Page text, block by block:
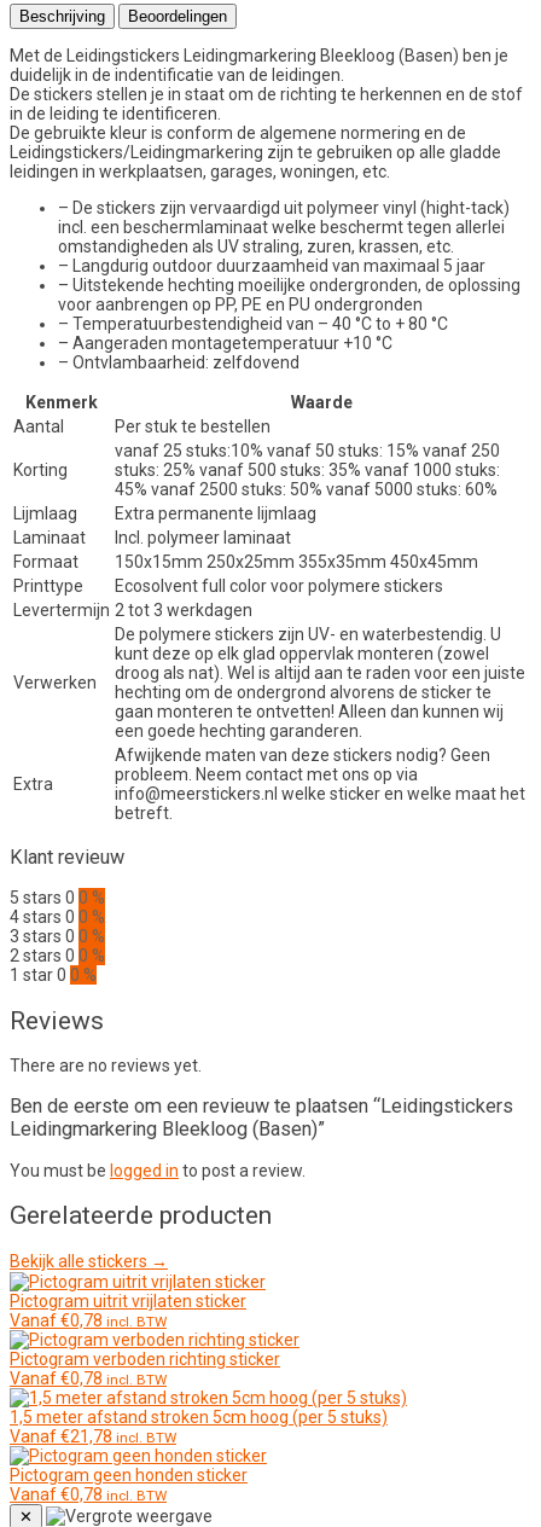
Beschrijving Beoordelingen
Met de Leidingstickers Leidingmarkering Bleekloog (Basen) ben je
duidelijk in de indentificatie van de leidingen.
De stickers stellen je in staat om de richting te herkennen en de stof
in de leiding te identificeren.
De gebruikte kleur is conform de algemene normering en de
Leidingstickers/Leidingmarkering zijn te gebruiken op alle gladde
leidingen in werkplaatsen, garages, woningen, etc.
– De stickers zijn vervaardigd uit polymeer vinyl (hight-tack)
incl. een beschermlaminaat welke beschermt tegen allerlei
omstandigheden als UV straling, zuren, krassen, etc.
– Langdurig outdoor duurzaamheid van maximaal 5 jaar
– Uitstekende hechting moeilijke ondergronden, de oplossing
voor aanbrengen op PP, PE en PU ondergronden
– Temperatuurbestendigheid van – 40 °C to + 80 °C
– Aangeraden montagetemperatuur +10 °C
– Ontvlambaarheid: zelfdovend
Kenmerk
Waarde
Aantal
Per stuk te bestellen
Korting
vanaf 25 stuks:10% vanaf 50 stuks: 15% vanaf 250
stuks: 25% vanaf 500 stuks: 35% vanaf 1000 stuks:
45% vanaf 2500 stuks: 50% vanaf 5000 stuks: 60%
Lijmlaag
Extra permanente lijmlaag
Laminaat
Incl. polymeer laminaat
Formaat
150x15mm 250x25mm 355x35mm 450x45mm
Printtype
Ecosolvent full color voor polymere stickers
Levertermijn 2 tot 3 werkdagen
Verwerken
De polymere stickers zijn UV- en waterbestendig. U
kunt deze op elk glad oppervlak monteren (zowel
droog als nat). Wel is altijd aan te raden voor een juiste
hechting om de ondergrond alvorens de sticker te
gaan monteren te ontvetten! Alleen dan kunnen wij
een goede hechting garanderen.
Extra
Afwijkende maten van deze stickers nodig? Geen
probleem. Neem contact met ons op via
info@meerstickers.nl welke sticker en welke maat het
betreft.
Klant revieuw
5 stars 0 0 %
4 stars 0 0 %
3 stars 0 0 %
2 stars 0 0 %
1 star0 0 %
Reviews
There are no reviews yet.
Ben de eerste om een revieuw te plaatsen “Leidingstickers
Leidingmarkering Bleekloog (Basen)”
You must be logged in to post a review.
Gerelateerde producten
Bekijk alle stickers →
Pictogram uitrit vrijlaten sticker
Vanaf€0,78 incl. BTW
Pictogram verboden richting sticker
Vanaf€0,78 incl. BTW
1,5 meter afstand stroken 5cm hoog (per 5 stuks)
Vanaf€21,78 incl. BTW
Pictogram geen honden sticker
Vanaf€0,78 incl. BTW
✕